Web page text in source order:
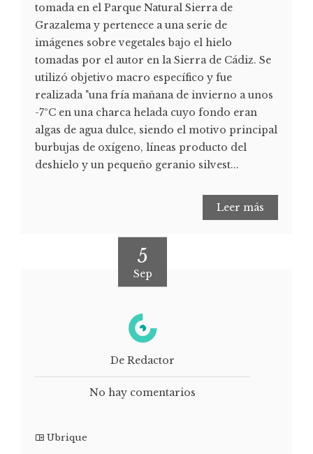
tomada en el Parque Natural Sierra de
Grazalema y pertenece a una serie de
imágenes sobre vegetales bajo el hielo
tomadas por el autor en la Sierra de Cádiz. Se
utilizó objetivo macro específico y fue
realizada "una fría mañana de invierno a unos
-7ºC en una charca helada cuyo fondo eran
algas de agua dulce, siendo el motivo principal
burbujas de oxígeno, líneas producto del
deshielo y un pequeño geranio silvest...
Leer más
5
Sep
De Redactor
No hay comentarios
Ubrique